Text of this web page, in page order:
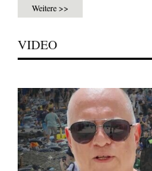
Weitere >>
VIDEO